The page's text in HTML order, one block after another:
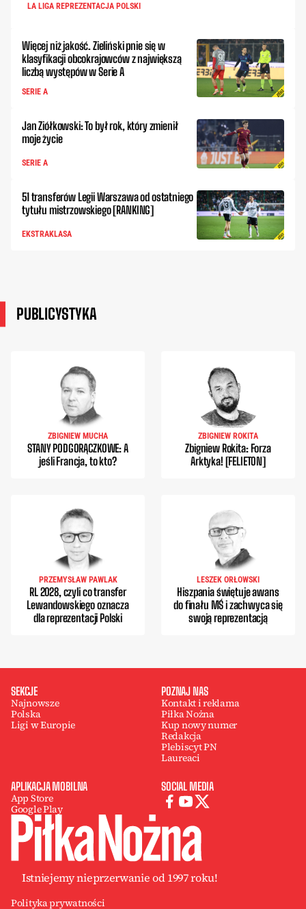
LA LIGA REPREZENTACJA POLSKI
Więcej niż jakość. Zieliński pnie się w
klasyfikacji obcokrajowców z największą
liczbą występów w Serie A
SERIE A
Jan Ziółkowski: To był rok, który zmienił
moje życie
SERIE A
51 transferów Legii Warszawa od ostatniego
tytułu mistrzowskiego [RANKING]
EKSTRAKLASA
PUBLICYSTYKA
ZBIGNIEW MUCHA
STANY PODGORĄCZKOWE: A
jeśli Francja, to kto?
ZBIGNIEW ROKITA
Zbigniew Rokita: Forza
Arktyka! [FELIETON]
PRZEMYSŁAW PAWLAK
RL 2028, czyli co transfer
Lewandowskiego oznacza
dla reprezentacji Polski
LESZEK ORŁOWSKI
Hiszpania świętuje awans
do finału MŚ i zachwyca się
swoją reprezentacją
SEKCJE
Najnowsze
Polska
Ligi w Europie
POZNAJ NAS
Kontakt i reklama
Piłka Nożna
Kup nowy numer
Redakcja
Plebiscyt PN
Laureaci
APLIKACJA MOBILNA
App Store
Google Play
SOCIAL MEDIA
Istniejemy nieprzerwanie od 1997 roku!
Polityka prywatności